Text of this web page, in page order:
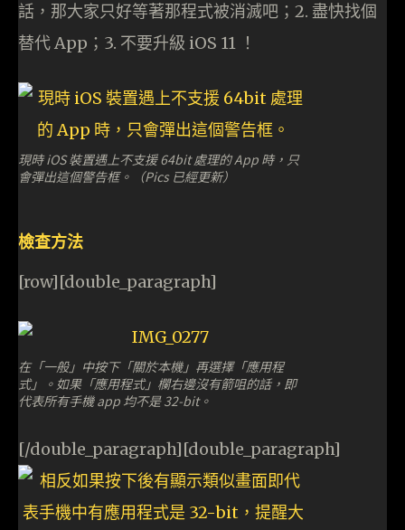
話，那大家只好等著那程式被消滅吧；2. 盡快找個
替代 App；3. 不要升級 iOS 11 ！
現時 iOS 裝置遇上不支援 64bit 處理的 App 時，只
會彈出這個警告框。（Pics 已經更新）
檢查方法
[row][double_paragraph]
在「一般」中按下「關於本機」再選擇「應用程
式」。如果「應用程式」欄右邊沒有箭咀的話，即
代表所有手機 app 均不是 32-bit。
[/double_paragraph][double_paragraph]